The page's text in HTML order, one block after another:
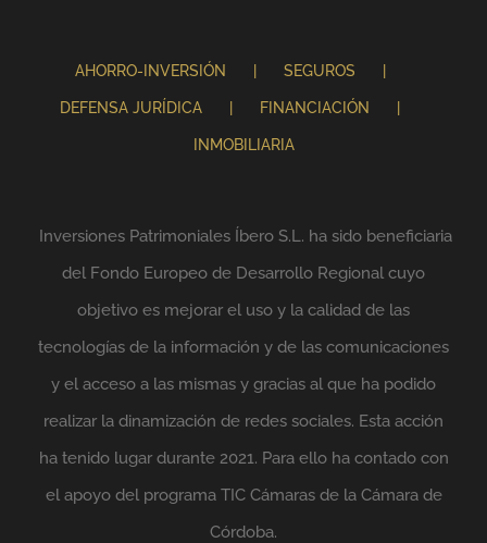
AHORRO-INVERSIÓN SEGUROS
DEFENSA JURÍDICA FINANCIACIÓN
INMOBILIARIA
Inversiones Patrimoniales Íbero S.L. ha sido beneficiaria
del Fondo Europeo de Desarrollo Regional cuyo
objetivo es mejorar el uso y la calidad de las
tecnologías de la información y de las comunicaciones
y el acceso a las mismas y gracias al que ha podido
realizar la dinamización de redes sociales. Esta acción
ha tenido lugar durante 2021. Para ello ha contado con
el apoyo del programa TIC Cámaras de la Cámara de
Córdoba.